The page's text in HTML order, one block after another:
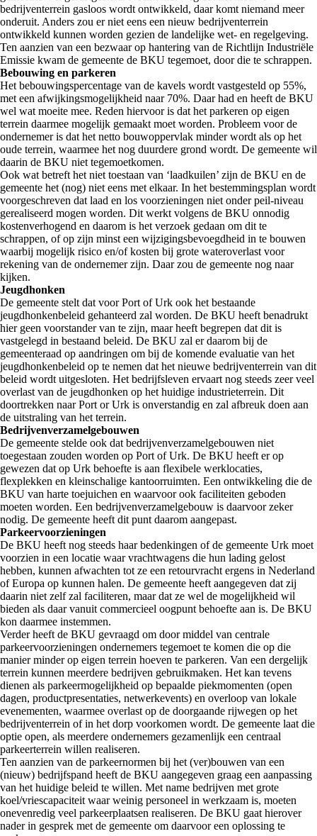
bedrijventerrein gasloos wordt ontwikkeld, daar komt niemand meer
onderuit. Anders zou er niet eens een nieuw bedrijventerrein
ontwikkeld kunnen worden gezien de landelijke wet- en regelgeving.
Ten aanzien van een bezwaar op hantering van de Richtlijn Industriële
Emissie kwam de gemeente de BKU tegemoet, door die te schrappen.
Bebouwing en parkeren
Het bebouwingspercentage van de kavels wordt vastgesteld op 55%,
met een afwijkingsmogelijkheid naar 70%. Daar had en heeft de BKU
wel wat moeite mee. Reden hiervoor is dat het parkeren op eigen
terrein daarmee mogelijk gemaakt moet worden. Probleem voor de
ondernemer is dat het netto bouwoppervlak minder wordt als op het
oude terrein, waarmee het nog duurdere grond wordt. De gemeente wil
daarin de BKU niet tegemoetkomen.
Ook wat betreft het niet toestaan van ‘laadkuilen’ zijn de BKU en de
gemeente het (nog) niet eens met elkaar. In het bestemmingsplan wordt
voorgeschreven dat laad en los voorzieningen niet onder peil-niveau
gerealiseerd mogen worden. Dit werkt volgens de BKU onnodig
kostenverhogend en daarom is het verzoek gedaan om dit te
schrappen, of op zijn minst een wijzigingsbevoegdheid in te bouwen
waarbij mogelijk risico en/of kosten bij grote wateroverlast voor
rekening van de ondernemer zijn. Daar zou de gemeente nog naar
kijken.
Jeugdhonken
De gemeente stelt dat voor Port of Urk ook het bestaande
jeugdhonkenbeleid gehanteerd zal worden. De BKU heeft benadrukt
hier geen voorstander van te zijn, maar heeft begrepen dat dit is
vastgelegd in bestaand beleid. De BKU zal er daarom bij de
gemeenteraad op aandringen om bij de komende evaluatie van het
jeugdhonkenbeleid op te nemen dat het nieuwe bedrijventerrein van dit
beleid wordt uitgesloten. Het bedrijfsleven ervaart nog steeds zeer veel
overlast van de jeugdhonken op het huidige industrieterrein. Dit
doortrekken naar Port or Urk is onverstandig en zal afbreuk doen aan
de uitstraling van het terrein.
Bedrijvenverzamelgebouwen
De gemeente stelde ook dat bedrijvenverzamelgebouwen niet
toegestaan zouden worden op Port of Urk. De BKU heeft er op
gewezen dat op Urk behoefte is aan flexibele werklocaties,
flexplekken en kleinschalige kantoorruimten. Een ontwikkeling die de
BKU van harte toejuichen en waarvoor ook faciliteiten geboden
moeten worden. Een bedrijvenverzamelgebouw is daarvoor zeker
nodig. De gemeente heeft dit punt daarom aangepast.
Parkeervoorzieningen
De BKU heeft nog steeds haar bedenkingen of de gemeente Urk moet
voorzien in een locatie waar vrachtwagens die hun lading gelost
hebben, kunnen afwachten tot ze een retourvracht ergens in Nederland
of Europa op kunnen halen. De gemeente heeft aangegeven dat zij
daarin niet zelf zal faciliteren, maar dat ze wel de mogelijkheid wil
bieden als daar vanuit commercieel oogpunt behoefte aan is. De BKU
kon daarmee instemmen.
Verder heeft de BKU gevraagd om door middel van centrale
parkeervoorzieningen ondernemers tegemoet te komen die op die
manier minder op eigen terrein hoeven te parkeren. Van een dergelijk
terrein kunnen meerdere bedrijven gebruikmaken. Het kan tevens
dienen als parkeermogelijkheid op bepaalde piekmomenten (open
dagen, productpresentaties, netwerkevents) en overloop van lokale
evenementen, waarmee overlast op de doorgaande rijwegen op het
bedrijventerrein of in het dorp voorkomen wordt. De gemeente laat die
optie open, als meerdere ondernemers gezamenlijk een centraal
parkeerterrein willen realiseren.
Ten aanzien van de parkeernormen bij het (ver)bouwen van een
(nieuw) bedrijfspand heeft de BKU aangegeven graag een aanpassing
van het huidige beleid te willen. Met name bedrijven met grote
koel/vriescapaciteit waar weinig personeel in werkzaam is, moeten
onevenredig veel parkeerplaatsen realiseren. De BKU gaat hierover
nader in gesprek met de gemeente om daarvoor een oplossing te